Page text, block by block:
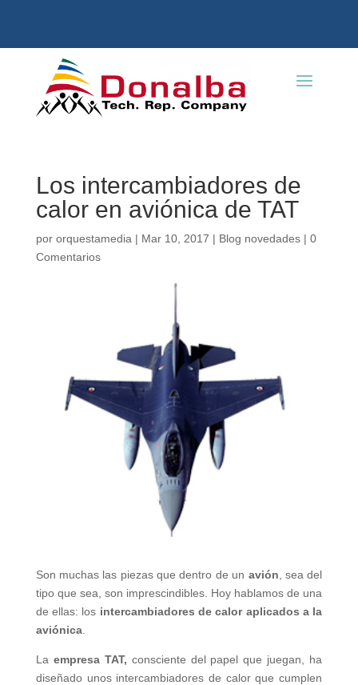
Los intercambiadores de
calor en aviónica de TAT
por orquestamedia | Mar 10, 2017 | Blog novedades| 0
Comentarios
Son muchas las piezas que dentro de un avión , sea del
tipo que sea, son imprescindibles. Hoy hablamos de una
de ellas: los intercambiadores de calor aplicados a la
aviónica.
La empresa TAT, consciente del papel que juegan, ha
diseñado unos intercambiadores de calor que cumplen